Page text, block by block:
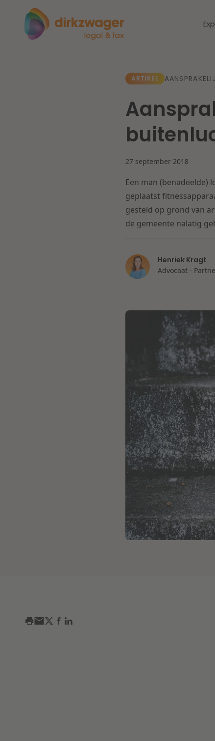
energietransitie
ARTIKEL
27 september 2018
Een man (benadeelde)
geplaatst
gesteld op grond van
de gemeente nalatig
Henriek Kragt
Advocaat -